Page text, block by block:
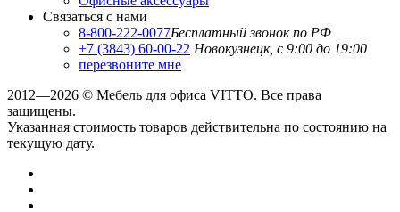
Связаться с нами
8-800-222-0077Бесплатный звонок по РФ
+7 (3843) 60-00-22 Новокузнецк, с 9:00 до 19:00
перезвоните мне
2012—2026 © Мебель для офиса VITTO. Все права
защищены.
Указанная стоимость товаров действительна по состоянию на
текущую дату.